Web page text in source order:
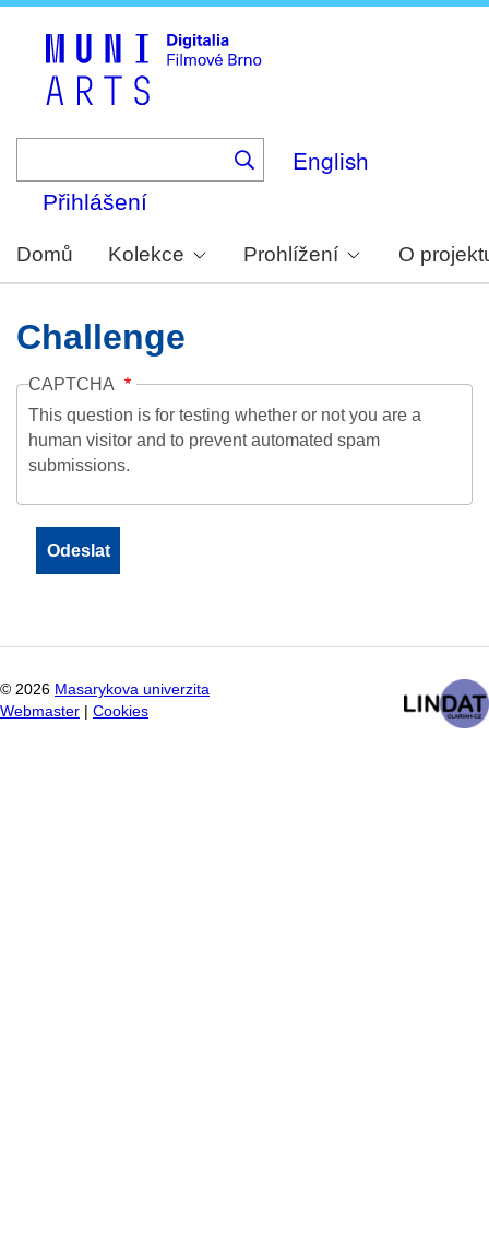
English
Přihlášení
Domů Kolekce Prohlížení O
Challenge
CAPTCHA
This question is for testing whether or not you are a
human visitor and to prevent automated spam
submissions.
© 2026 Masarykova univerzita
Webmaster
Cookies